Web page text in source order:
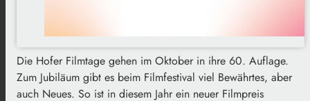
Die Hofer Filmtage gehen im Oktober in ihre 60. Auflage.
Zum Jubiläum gibt es beim Filmfestival viel Bewährtes, aber
auch Neues. So ist in diesem Jahr ein neuer Filmpreis